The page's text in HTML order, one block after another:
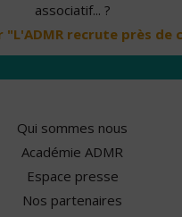
associatif... ?
"L'ADMR recrute près de
Qui sommes nous
Académie ADMR
Espace presse
Nos partenaires